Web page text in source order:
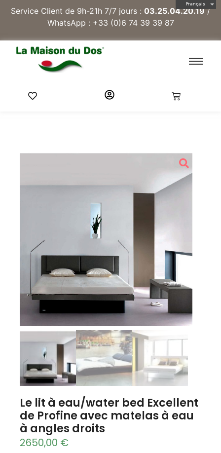
Français
Service Client de 9h-21h 7/7 jours : 03.25.04.20.19/
WhatsApp : +33 (0)6 74 39 39 87
Le lit à eau/water bed Excellent
de Profine avec matelas à eau
à angles droits
2650,00 €